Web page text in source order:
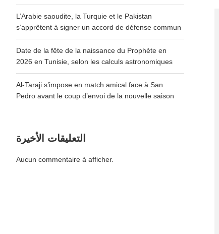
L’Arabie saoudite, la Turquie et le Pakistan
s’apprêtent à signer un accord de défense commun
Date de la fête de la naissance du Prophète en
2026 en Tunisie, selon les calculs astronomiques
Al-Taraji s’impose en match amical face à San
Pedro avant le coup d’envoi de la nouvelle saison
التعليقات الأخيرة
Aucun commentaire à afficher.